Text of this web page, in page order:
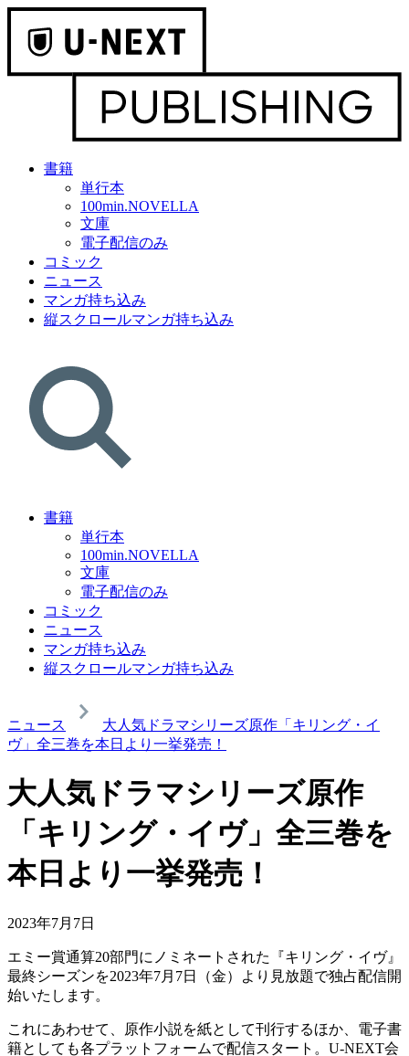
書籍
単行本
100min.NOVELLA
文庫
電子配信のみ
コミック
ニュース
マンガ持ち込み
縦スクロールマンガ持ち込み
書籍
単行本
100min.NOVELLA
文庫
電子配信のみ
コミック
ニュース
マンガ持ち込み
縦スクロールマンガ持ち込み
ニュース
大人気ドラマシリーズ原作「キリング・イ
ヴ」全三巻を本日より一挙発売！
大人気ドラマシリーズ原作
「キリング・イヴ」全三巻を
本日より一挙発売！
2023年7月7日
エミー賞通算20部門にノミネートされた『キリング・イヴ』
最終シーズンを2023年7月7日（金）より見放題で独占配信開
始いたします。
これにあわせて、原作小説を紙として刊行するほか、電子書
籍としても各プラットフォームで配信スタート。U-NEXT会